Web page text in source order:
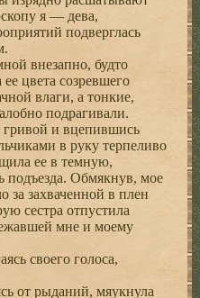
я — дева,
подверглась
внезапно, будто
цвета созревшего
влаги, а тонкие,
подрагивали.
и вцепившись
в руку терпеливо
ее в темную,
подъезда. Обмякнув, мое
за захваченной в плен
сестра отпустила
мне и моему
своего голоса,
от рыданий, мяукнула